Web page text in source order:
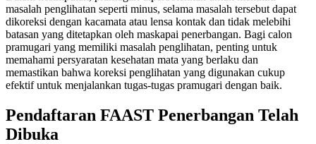
masalah penglihatan seperti minus, selama masalah tersebut dapat
dikoreksi dengan kacamata atau lensa kontak dan tidak melebihi
batasan yang ditetapkan oleh maskapai penerbangan. Bagi calon
pramugari yang memiliki masalah penglihatan, penting untuk
memahami persyaratan kesehatan mata yang berlaku dan
memastikan bahwa koreksi penglihatan yang digunakan cukup
efektif untuk menjalankan tugas-tugas pramugari dengan baik.
Pendaftaran FAAST Penerbangan Telah
Dibuka